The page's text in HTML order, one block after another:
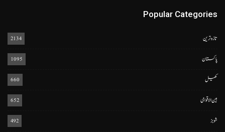
Popular Categories
تازہ ترین 2134
پاکستان 1095
کھیل 660
بین الاقوامی 652
شوبز 492